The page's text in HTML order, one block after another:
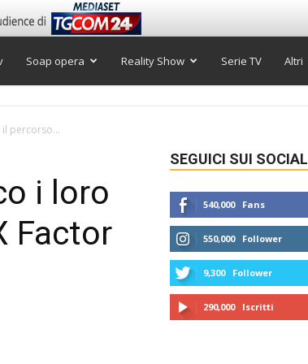
Soap opera Reality Show Serie TV Altri
il percorso...
i loro
Factor
SEGUICI SUI SOCIAL
540,000 Fans
550,000 Follower
9,300 Follower
290,000 Iscritti